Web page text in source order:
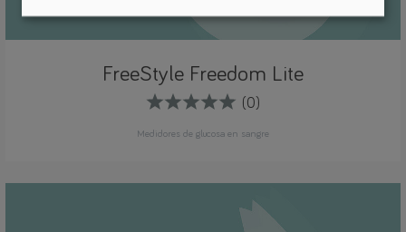
FreeStyle Freedom Lite
(0)
Medidores de glucosa en sangre